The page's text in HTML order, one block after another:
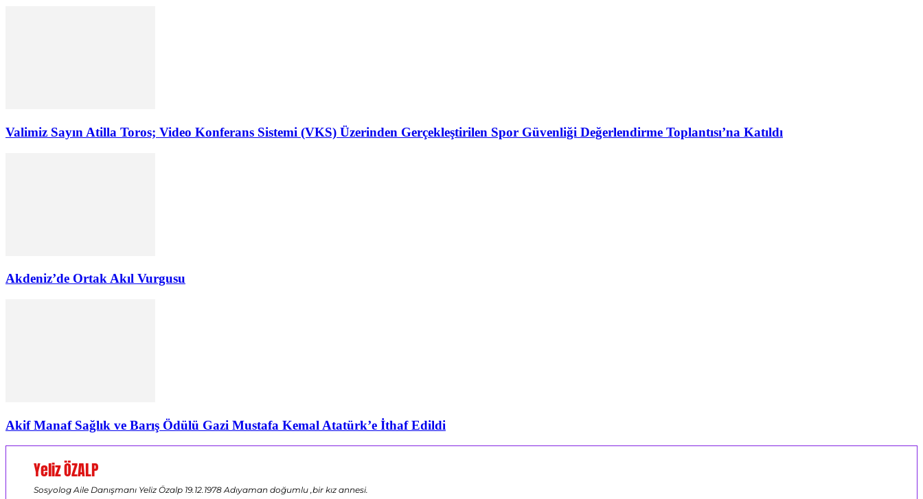
Valimiz Sayın Atilla Toros; Video Konferans Sistemi (VKS) Üzerinden Gerçekleştirilen Spor Güvenliği Değerlendirme Toplantısı’na Katıldı
Akdeniz’de Ortak Akıl Vurgusu
Akif Manaf Sağlık ve Barış Ödülü Gazi Mustafa Kemal Atatürk’e İthaf Edildi
Yeliz ÖZALP
Sosyolog Aile Danışmanı Yeliz Özalp 19.12.1978 Adıyaman doğumlu ,bir kız annesi.